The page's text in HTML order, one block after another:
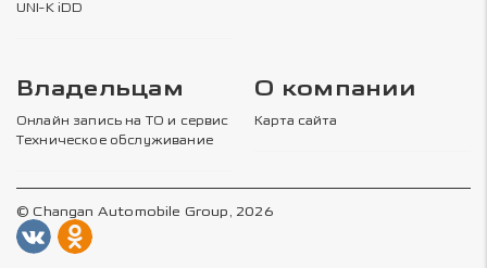
UNI-K iDD
Владельцам
Онлайн запись на ТО и сервис
Техническое обслуживание
О компании
Карта сайта
© Changan Automobile Group, 2026